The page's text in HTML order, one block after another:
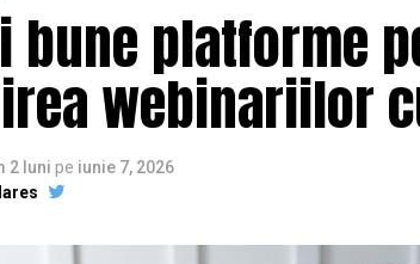
bune platforme
webinariilor
2 luni pe iunie 7, 2026